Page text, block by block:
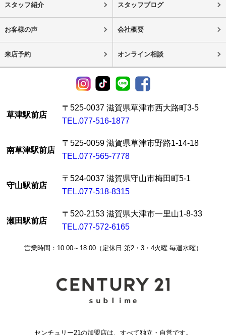
スタッフ紹介 スタッフブログ
お客様の声 会社概要
来店予約 オンライン相談
草津駅前店
〒525-0037 滋賀県草津市西大路町3-5
TEL.077-516-1877
南草津駅前店
〒525-0059 滋賀県草津市野路1-14-18
TEL.077-565-7778
守山駅前店
〒524-0037 滋賀県守山市梅田町5-1
TEL.077-518-8315
瀬田駅前店
〒520-2153 滋賀県大津市一里山1-8-33
TEL.077-572-6165
営業時間：10:00～18:00（定休日:第2・3・4火曜 毎週水曜）
センチュリー21の加盟店は、すべて独立・自営です。